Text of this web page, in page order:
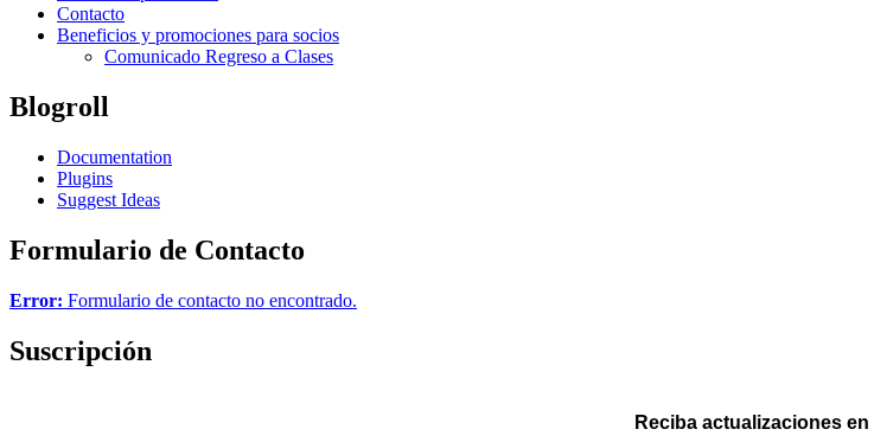
Contacto
Beneficios y promociones para socios
Comunicado Regreso a Clases
Blogroll
Documentation
Plugins
Suggest Ideas
Formulario de Contacto
Error: Formulario de contacto no encontrado.
Suscripción
Reciba actualizaciones